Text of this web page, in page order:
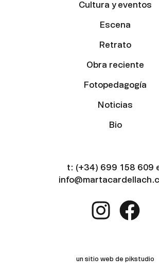
Cultura y eventos
Escena
Retrato
Obra reciente
Fotopedagogía
Noticias
Bio
t: (+34) 699 158 609
un sitio web de pikstudio